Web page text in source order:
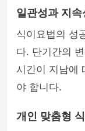
일관성과 지속
식이요법의 성
다. 단기간의
시간이 지남에
야 합니다.
개인 맞춤형